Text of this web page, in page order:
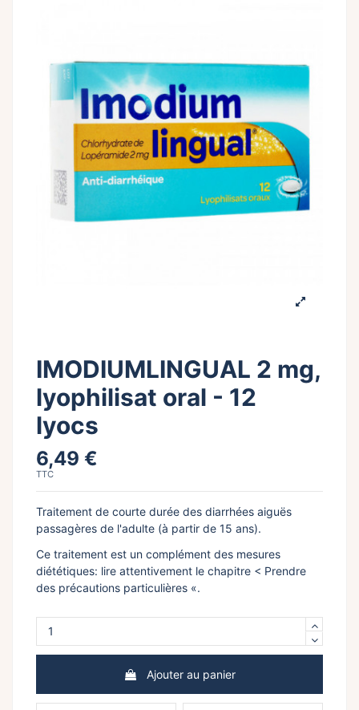
IMODIUMLINGUAL 2 mg,
lyophilisat oral - 12
lyocs
6,49 €
TTC
Traitement de courte durée des diarrhées aiguës
passagères de l'adulte (à partir de 15 ans).
Ce traitement est un complément des mesures
diététiques: lire attentivement le chapitre < Prendre
des précautions particulières «.
Ajouter au panier